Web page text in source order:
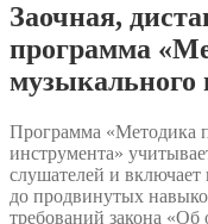
Заочная,
программа
музыкального
Программа «Методика
инструмента»
слушателей и
до продвинутых
требований закона «Об